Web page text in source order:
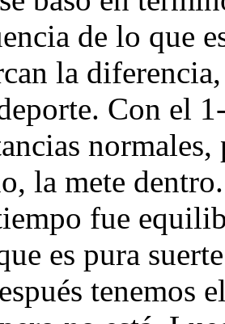
de lo que
la
Con el
la mete
fue
es pura
tenemos